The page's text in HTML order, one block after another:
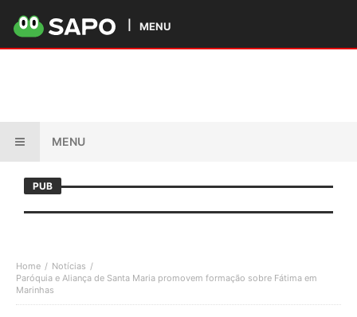
MENU
MENU
PUB
Home
Notícias
Paróquia e Aliança de Santa Maria promovem formação sobre Fátima em
Marinhas